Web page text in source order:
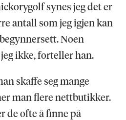
synes jeg det er
antall som jeg igjen kan
Noen
ikke, forteller han.
skaffe seg mange
man flere nettbutikker.
de ofte å finne på